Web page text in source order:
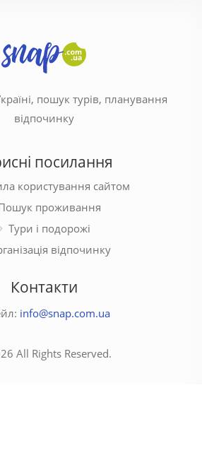
пошук турів, планування
відпочинку
посилання
користування сайтом
проживання
Тури і подорожі
відпочинку
Контакти
info@snap.com.ua
All Rights Reserved.